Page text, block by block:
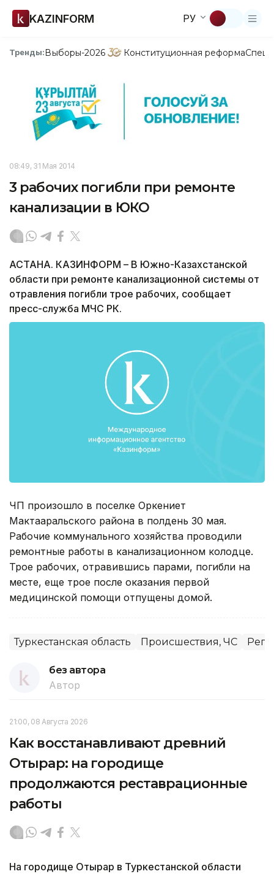
KAZINFORM РУ
Тренды:Выборы-2026 Конституционная реформа
08:49, 31 Мая 2014
3 рабочих погибли при ремонте
канализации в ЮКО
АСТАНА. КАЗИНФОРМ – В Южно-Казахстанской
области при ремонте канализационной системы от
отравления погибли трое рабочих, сообщает
пресс-служба МЧС РК.
ЧП произошло в поселке Оркениет
Мактааральского района в полдень 30 мая.
Рабочие коммунального хозяйства проводили
ремонтные работы в канализационном колодце.
Трое рабочих, отравившись парами, погибли на
месте, еще трое после оказания первой
медицинской помощи отпущены домой.
Туркестанская область Происшествия, ЧС
без автора
Автор
21:00, 08 Августа 2026
Как восстанавливают древний
Отырар: на городище
продолжаются реставрационные
работы
На городище Отырар в Туркестанской области